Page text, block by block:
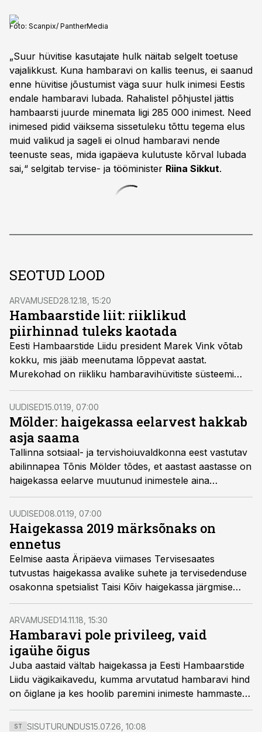
Foto: Scanpix/ PantherMedia
„Suur hüvitise kasutajate hulk näitab selgelt toetuse
vajalikkust. Kuna hambaravi on kallis teenus, ei saanud
enne hüvitise jõustumist väga suur hulk inimesi Eestis
endale hambaravi lubada. Rahalistel põhjustel jättis
hambaarsti juurde minemata ligi 285 000 inimest. Need
inimesed pidid väiksema sissetuleku tõttu tegema elus
muid valikud ja sageli ei olnud hambaravi nende
teenuste seas, mida igapäeva kulutuste kõrval lubada
sai,“ selgitab tervise- ja tööminister Riina Sikkut.
SEOTUD LOOD
ARVAMUSED28.12.18, 15:20
Hambaarstide liit: riiklikud
piirhinnad tuleks kaotada
Eesti Hambaarstide Liidu president Marek Vink võtab
kokku, mis jääb meenutama lõppevat aastat.
Murekohad on riikliku hambaravihüvitiste süsteemi
mittetoimimine ning puudulik ennetustöö.
UUDISED15.01.19, 07:00
Mölder: haigekassa eelarvest hakkab
asja saama
Tallinna sotsiaal- ja tervishoiuvaldkonna eest vastutav
abilinnapea Tõnis Mölder tõdes, et aastast aastasse on
haigekassa eelarve muutunud inimestele aina
kasulikumaks ning on näha, et Rain Laane juhtimisel
keskendub haigekassa ka oma vigade parandamisele.
UUDISED08.01.19, 07:00
Haigekassa 2019 märksõnaks on
ennetus
Eelmise aasta Äripäeva viimases Tervisesaates
tutvustas haigekassa avalike suhete ja tervisedenduse
osakonna spetsialist Taisi Kõiv haigekassa järgmise
aasta plaane, milles on suur rõhk haiguste ennetusel.
ARVAMUSED14.11.18, 15:30
Hambaravi pole privileeg, vaid
igaühe õigus
Juba aastaid vältab haigekassa ja Eesti Hambaarstide
Liidu vägikaikavedu, kumma arvutatud hambaravi hind
on õiglane ja kes hoolib paremini inimeste hammaste
eest, kirjutab Meeme Mõttus, CityMed hambaarst,
taastava hambaravi teaduste magister.
ST SISUTURUNDUS15.07.26, 10:08